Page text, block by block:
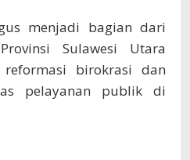
menjadi bagian dari
Sulawesi Utara
birokrasi dan
pelayanan publik di